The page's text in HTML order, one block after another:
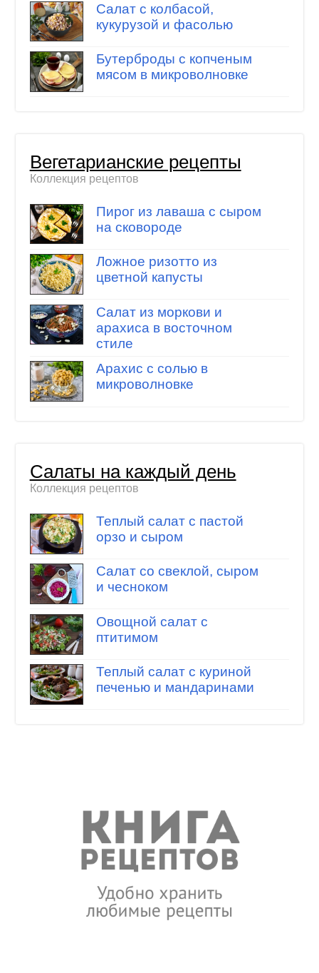
Салат с колбасой,
кукурузой и фасолью
Бутерброды с копченым
мясом в микроволновке
Вегетарианские рецепты
Коллекция рецептов
Пирог из лаваша с сыром
на сковороде
Ложное ризотто из
цветной капусты
Салат из моркови и
арахиса в восточном
стиле
Арахис с солью в
микроволновке
Салаты на каждый день
Коллекция рецептов
Теплый салат с пастой
орзо и сыром
Салат со свеклой, сыром
и чесноком
Овощной салат с
птитимом
Теплый салат с куриной
печенью и мандаринами